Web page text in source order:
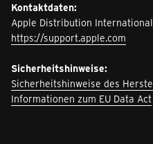
Kontaktdaten:
Apple Distribution
https://support.apple.com
Sicherheitshinweise:
Sicherheitshinweise des
Informationen zum EU Data Act